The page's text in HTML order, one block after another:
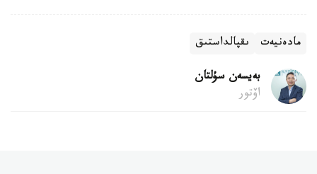
مادەنيەت ىقپالداستىق
بەيسەن سۇلتان
اۆتور